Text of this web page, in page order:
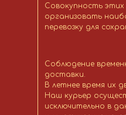
Соблюдение
доставки.
В летнее время их
Наш курьер
исключительно в
Совокупность
организовать
перевозку для